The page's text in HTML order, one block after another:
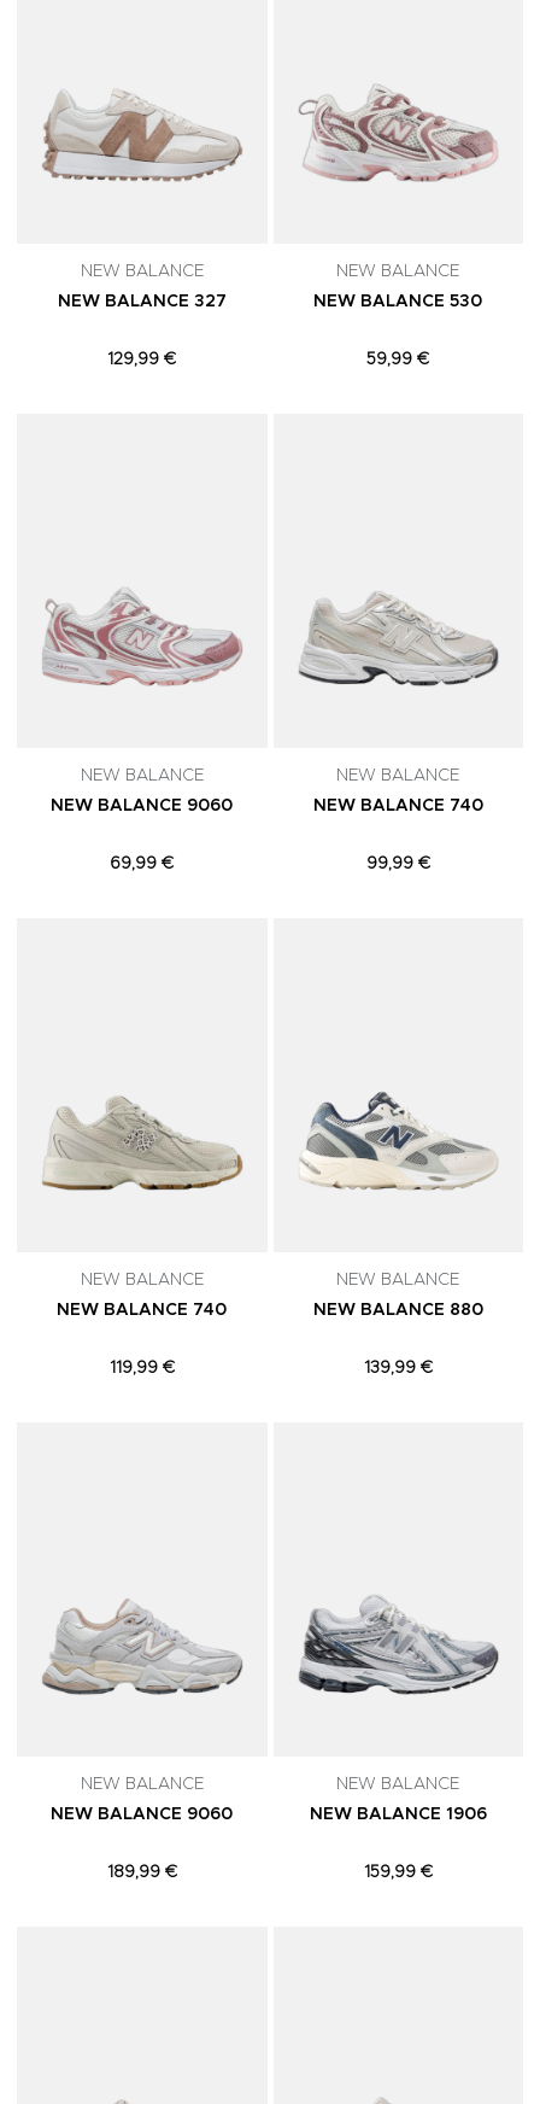
NEW BALANCE
NEW BALANCE 327
129,99 €
NEW BALANCE
NEW BALANCE 530
59,99 €
NEW BALANCE
NEW BALANCE 9060
69,99 €
NEW BALANCE
NEW BALANCE 740
99,99 €
NEW BALANCE
NEW BALANCE 740
119,99 €
NEW BALANCE
NEW BALANCE 880
139,99 €
NEW BALANCE
NEW BALANCE 9060
189,99 €
NEW BALANCE
NEW BALANCE 1906
159,99 €